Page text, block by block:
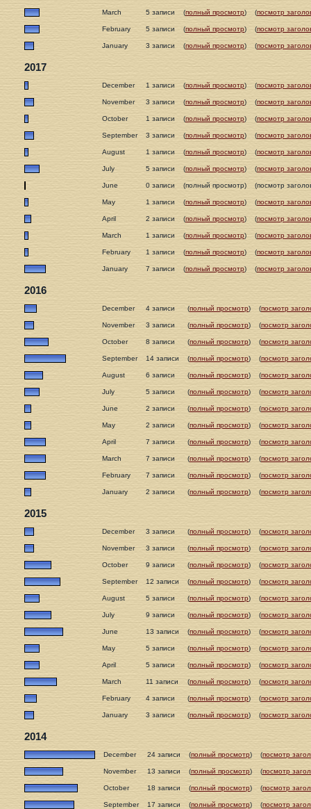
March 5 записи (полный просмотр) (посмотр
February 5 записи (полный просмотр) (посмотр
January 3 записи (полный просмотр) (посмотр
2017
December 1 записи (полный просмотр) (посмотр
November 3 записи (полный просмотр) (посмотр
October 1 записи (полный просмотр) (посмотр
September 3 записи (полный просмотр) (посмотр
August 1 записи (полный просмотр) (посмотр
July 5 записи (полный просмотр) (посмотр
June 0 записи (полный просмотр) (посмотр
May 1 записи (полный просмотр) (посмотр
April 2 записи (полный просмотр) (посмотр
March 1 записи (полный просмотр) (посмотр
February 1 записи (полный просмотр) (посмотр
January 7 записи (полный просмотр) (посмотр
2016
December 4 записи (полный просмотр) (посмотр
November 3 записи (полный просмотр) (посмотр
October 8 записи (полный просмотр) (посмотр
September 14 записи (полный просмотр) (посмотр
August 6 записи (полный просмотр) (посмотр
July 5 записи (полный просмотр) (посмотр
June 2 записи (полный просмотр) (посмотр
May 2 записи (полный просмотр) (посмотр
April 7 записи (полный просмотр) (посмотр
March 7 записи (полный просмотр) (посмотр
February 7 записи (полный просмотр) (посмотр
January 2 записи (полный просмотр) (посмотр
2015
December 3 записи (полный просмотр) (посмотр
November 3 записи (полный просмотр) (посмотр
October 9 записи (полный просмотр) (посмотр
September 12 записи (полный просмотр) (посмотр
August 5 записи (полный просмотр) (посмотр
July 9 записи (полный просмотр) (посмотр
June 13 записи (полный просмотр) (посмотр
May 5 записи (полный просмотр) (посмотр
April 5 записи (полный просмотр) (посмотр
March 11 записи (полный просмотр) (посмотр
February 4 записи (полный просмотр) (посмотр
January 3 записи (полный просмотр) (посмотр
2014
December 24 записи (полный просмотр) (посмотр
November 13 записи (полный просмотр) (посмотр
October 18 записи (полный просмотр) (посмотр
September 17 записи (полный просмотр) (посмотр